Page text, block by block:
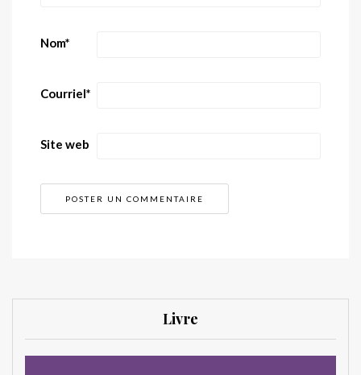
Nom*
Courriel*
Site web
Livre